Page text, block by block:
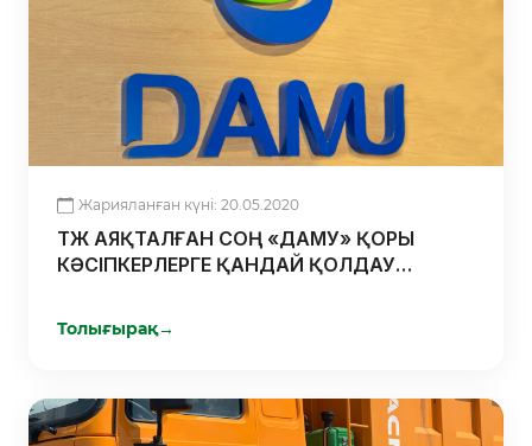
Жарияланған күні: 20.05.2020
ТЖ АЯҚТАЛҒАН СОҢ «ДАМУ» ҚОРЫ
КӘСІПКЕРЛЕРГЕ ҚАНДАЙ ҚОЛДАУ
Толығырақ→